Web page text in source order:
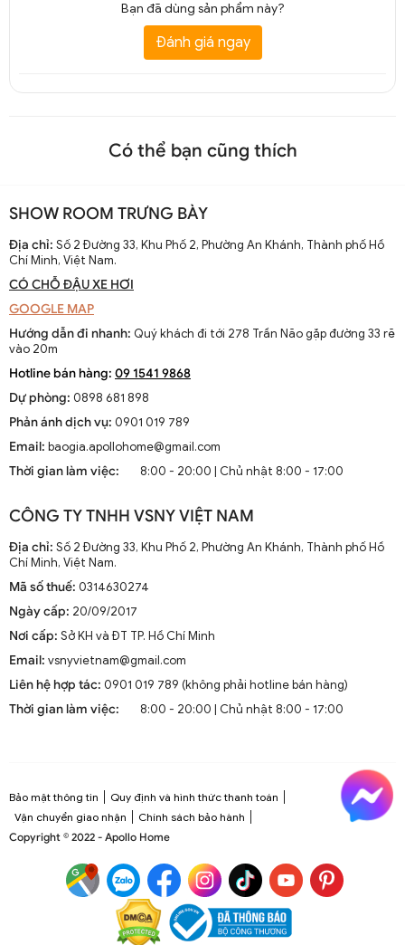
rất là đẹp trai luôn 345
test doi ten anh
Bạn đã dùng sản phẩm này?
Đánh giá ngay
Có thể bạn cũng thích
SHOW ROOM TRƯNG BÀY
Địa chỉ: Số 2 Đường 33, Khu Phố 2, Phường An Khánh, Thành phố Hồ
Chí Minh, Việt Nam.
CÓ CHỖ ĐẬU XE HƠI
GOOGLE MAP
Hướng dẫn đi nhanh: Quý khách đi tới 278 Trần Não gặp đường 33 rẽ
vào 20m
Hotline bán hàng: 09 1541 9868
Dự phòng: 0898 681 898
Phản ánh dịch vụ: 0901 019 789
Email: baogia.apollohome@gmail.com
Thời gian làm việc:
8:00 - 20:00 | Chủ nhật 8:00 - 17:00
CÔNG TY TNHH VSNY VIỆT NAM
Địa chỉ: Số 2 Đường 33, Khu Phố 2, Phường An Khánh, Thành phố Hồ
Chí Minh, Việt Nam.
Mã số thuế: 0314630274
Ngày cấp: 20/09/2017
Nơi cấp: Sở KH và ĐT TP. Hồ Chí Minh
Email: vsnyvietnam@gmail.com
Liên hệ hợp tác: 0901 019 789 (không phải hotline bán hàng)
Thời gian làm việc:
8:00 - 20:00 | Chủ nhật 8:00 - 17:00
Bảo mật thông tin
Quy định và hình thức thanh toán
Vận chuyển giao nhận
Chính sách bảo hành
Copyright © 2022 - Apollo Home